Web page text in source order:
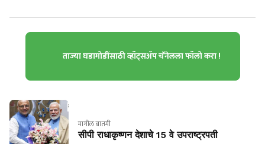
ताज्या घडामोडींसाठी व्हॉट्सॲप चॅनेलला फॉलो करा !
मागील बातमी
सीपी राधाकृष्णन देशाचे 15 वे उपराष्ट्रपती